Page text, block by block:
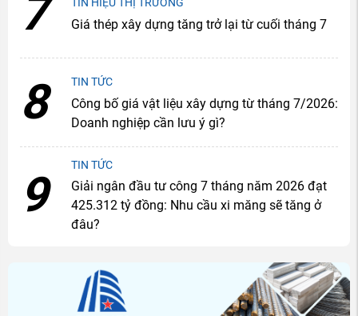
7 Giá thép xây dựng tăng trở lại từ cuối tháng 7
8 TIN TỨC
Công bố giá vật liệu xây dựng từ tháng 7/2026:
Doanh nghiệp cần lưu ý gì?
9
TIN TỨC
Giải ngân đầu tư công 7 tháng năm 2026 đạt
425.312 tỷ đồng: Nhu cầu xi măng sẽ tăng ở
đâu?